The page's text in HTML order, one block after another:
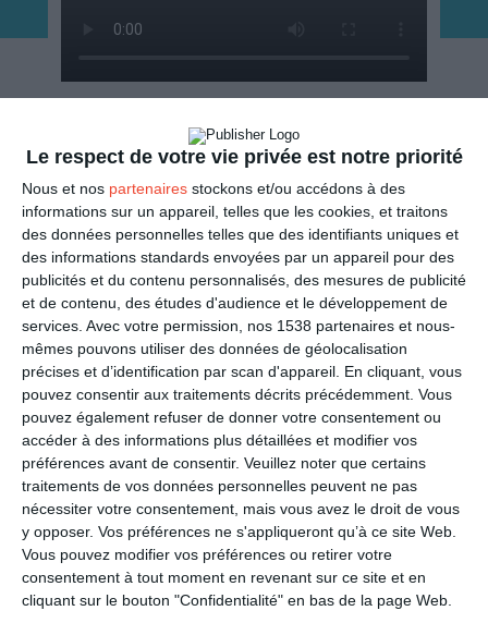
Le respect de votre vie privée est notre priorité
Nous et nos partenaires stockons et/ou accédons à des
informations sur un appareil, telles que les cookies, et traitons
des données personnelles telles que des identifiants uniques et
des informations standards envoyées par un appareil pour des
publicités et du contenu personnalisés, des mesures de publicité
et de contenu, des études d'audience et le développement de
services. Avec votre permission, nos 1538 partenaires et nous-
mêmes pouvons utiliser des données de géolocalisation
précises et d’identification par scan d'appareil. En cliquant, vous
pouvez consentir aux traitements décrits précédemment. Vous
pouvez également refuser de donner votre consentement ou
accéder à des informations plus détaillées et modifier vos
préférences avant de consentir. Veuillez noter que certains
traitements de vos données personnelles peuvent ne pas
nécessiter votre consentement, mais vous avez le droit de vous
y opposer. Vos préférences ne s'appliqueront qu’à ce site Web.
Vous pouvez modifier vos préférences ou retirer votre
consentement à tout moment en revenant sur ce site et en
cliquant sur le bouton "Confidentialité" en bas de la page Web.
ENVOYER
Mail(GRATUIT)
SMS (1,80€, en France)
PARTAGER
Facebook, Twitter, WhatsApp, ...
VOIR D'AUTRES CARTES DANS
LES CATÉGORIES
Soutien - divers
Culture
Littérature